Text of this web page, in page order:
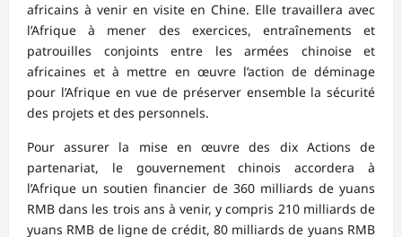
africains à venir en visite en Chine. Elle travaillera avec
l’Afrique à mener des exercices, entraînements et
patrouilles conjoints entre les armées chinoise et
africaines et à mettre en œuvre l’action de déminage
pour l’Afrique en vue de préserver ensemble la sécurité
des projets et des personnels.
Pour assurer la mise en œuvre des dix Actions de
partenariat, le gouvernement chinois accordera à
l’Afrique un soutien financier de 360 milliards de yuans
RMB dans les trois ans à venir, y compris 210 milliards de
yuans RMB de ligne de crédit, 80 milliards de yuans RMB